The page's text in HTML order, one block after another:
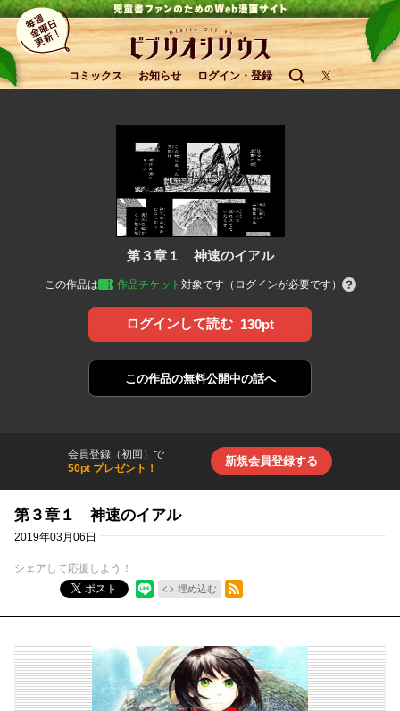
コミックス お知らせ ログイン・登録
第３章１ 神速のイアル
この作品は 作品チケット 対象です（ログインが必要です）
ログインして読む 130pt
この作品の無料公開中の話へ
会員登録（初回）で
50pt プレゼント！
新規会員登録する
第３章１ 神速のイアル
2019年03月06日
シェアして応援しよう！
ポスト
埋め込む
RSSフィード